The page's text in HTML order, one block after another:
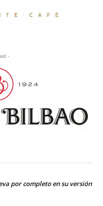
-
por completo en su versión